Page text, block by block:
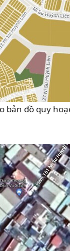
đồ quy